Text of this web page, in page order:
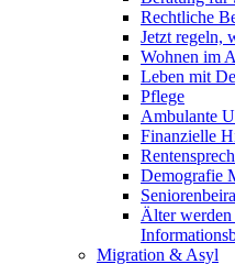
Rechtliche
Jetzt regeln,
Wohnen im
Leben mit
Pflege
Ambulante
Finanzielle
Demografie
Älter
Migration & Asyl